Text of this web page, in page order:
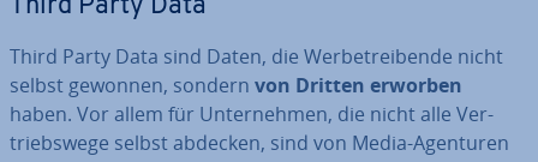
Third Party Data
Third Party Data sind Daten, die Wer­be­trei­ben­de nicht
selbst gewonnen, sondern von Dritten erworben
haben. Vor allem für Un­ter­neh­men, die nicht alle Ver­
triebs­we­ge selbst abdecken, sind von Media-Agenturen